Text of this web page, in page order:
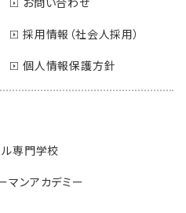
採用情報（社会人採用）
個人情報保護方針
ル専門学校
マンアカデミー